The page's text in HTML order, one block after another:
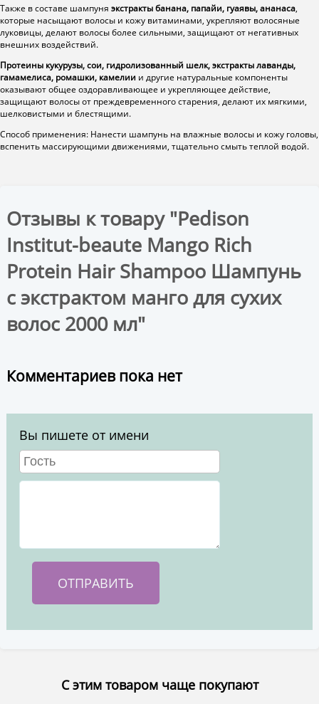
Также в составе шампуня экстракты банана, папайи, гуаявы, ананаса,
которые насыщают волосы и кожу витаминами, укрепляют волосяные
луковицы, делают волосы более сильными, защищают от негативных
внешних воздействий.
Протеины кукурузы, сои, гидролизованный шелк, экстракты лаванды,
гамамелиса, ромашки, камелии и другие натуральные компоненты
оказывают общее оздоравливающее и укрепляющее действие,
защищают волосы от преждевременного старения, делают их мягкими,
шелковистыми и блестящими.
Способ применения: Нанести шампунь на влажные волосы и кожу головы,
вспенить массирующими движениями, тщательно смыть теплой водой.
Отзывы к товару "Pedison
Institut-beaute Mango Rich
Protein Hair Shampoo Шампунь
с экстрактом манго для сухих
волос 2000 мл"
Комментариев пока нет
Вы пишете от имени
С этим товаром чаще покупают